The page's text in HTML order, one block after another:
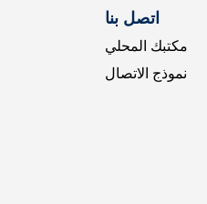
اتصل بنا
مكتبك المحلي
نموذج الاتصال